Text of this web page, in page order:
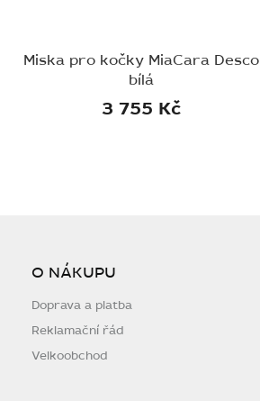
Miska pro kočky MiaCara Desco
bílá
3 755 Kč
O NÁKUPU
Doprava a platba
Reklamační řád
Velkoobchod